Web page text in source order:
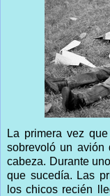
La primera vez
sobrevoló un avión
cabeza. Durante
que sucedía. Las
los chicos recién